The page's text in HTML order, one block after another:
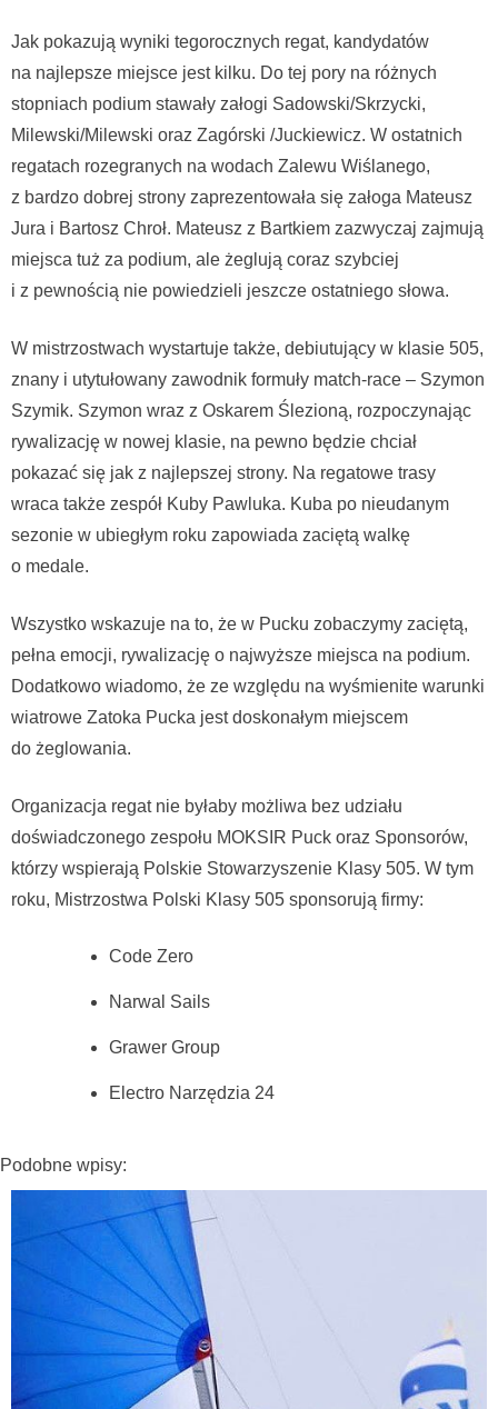
Jak pokazują wyniki tegorocznych regat, kandydatów
na najlepsze miejsce jest kilku. Do tej pory na różnych
stopniach podium stawały załogi Sadowski/Skrzycki,
Milewski/Milewski oraz Zagórski /Juckiewicz. W ostatnich
regatach rozegranych na wodach Zalewu Wiślanego,
z bardzo dobrej strony zaprezentowała się załoga Mateusz
Jura i Bartosz Chroł. Mateusz z Bartkiem zazwyczaj zajmują
miejsca tuż za podium, ale żeglują coraz szybciej
i z pewnością nie powiedzieli jeszcze ostatniego słowa.
W mistrzostwach wystartuje także, debiutujący w klasie 505,
znany i utytułowany zawodnik formuły match-race – Szymon
Szymik. Szymon wraz z Oskarem Ślezioną, rozpoczynając
rywalizację w nowej klasie, na pewno będzie chciał
pokazać się jak z najlepszej strony. Na regatowe trasy
wraca także zespół Kuby Pawluka. Kuba po nieudanym
sezonie w ubiegłym roku zapowiada zaciętą walkę
o medale.
Wszystko wskazuje na to, że w Pucku zobaczymy zaciętą,
pełna emocji, rywalizację o najwyższe miejsca na podium.
Dodatkowo wiadomo, że ze względu na wyśmienite warunki
wiatrowe Zatoka Pucka jest doskonałym miejscem
do żeglowania.
Organizacja regat nie byłaby możliwa bez udziału
doświadczonego zespołu MOKSIR Puck oraz Sponsorów,
którzy wspierają Polskie Stowarzyszenie Klasy 505. W tym
roku, Mistrzostwa Polski Klasy 505 sponsorują firmy:
Code Zero
Narwal Sails
Grawer Group
Electro Narzędzia 24
Podobne wpisy: